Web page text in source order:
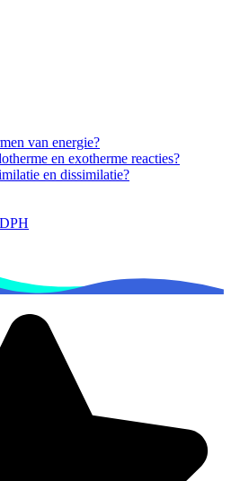
van energie?
en exotherme reacties?
en dissimilatie?